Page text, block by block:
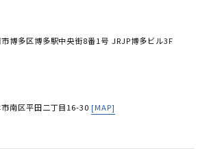
博多区博多駅中央街8番1号 JRJP博多ビル3F
南区平田二丁目16-30 [MAP]